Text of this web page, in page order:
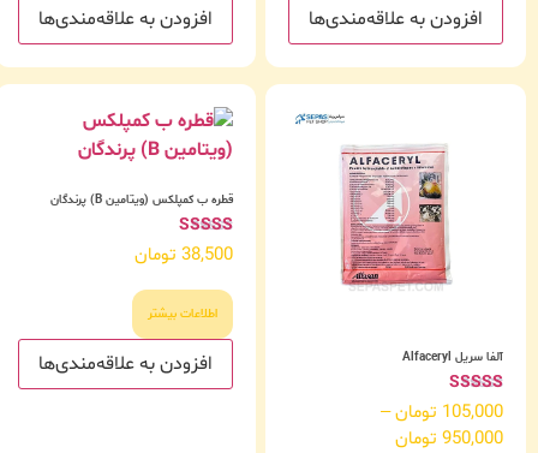
افزودن به علاقه‌مندی‌ها افزودن به علاقه‌مندی‌ها
آلفا سریل Alfaceryl
امتیاز
5.00
از 5
105,000 تومان –
950,000 تومان
قطره ب کمپلکس (ویتامین B) پرندگان
امتیاز
4.00
38,500 تومان
اطلاعات بیشتر
افزودن به علاقه‌مندی‌ها